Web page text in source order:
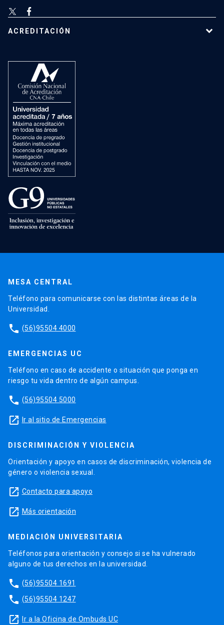
ACREDITACIÓN
MESA CENTRAL
Teléfono para comunicarse con las distintas áreas de la
Universidad.
phone (56)95504 4000
EMERGENCIAS UC
Teléfono en caso de accidente o situación que ponga en
riesgo tu vida dentro de algún campus.
phone (56)95504 5000
launch Ir al sitio de Emergencias
DISCRIMINACIÓN Y VIOLENCIA
Orientación y apoyo en casos de discriminación, violencia de
género o violencia sexual.
launch Contacto para apoyo
launch Más orientación
MEDIACIÓN UNIVERSITARIA
Teléfonos para orientación y consejo si se ha vulnerado
alguno de tus derechos en la universidad.
phone (56)95504 1691
phone (56)95504 1247
launch Ir a la Oficina de Ombuds UC